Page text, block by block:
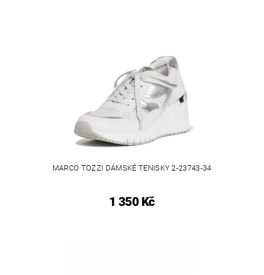
MARCO TOZZI DÁMSKÉ TENISKY 2-23743-34
1 350 Kč